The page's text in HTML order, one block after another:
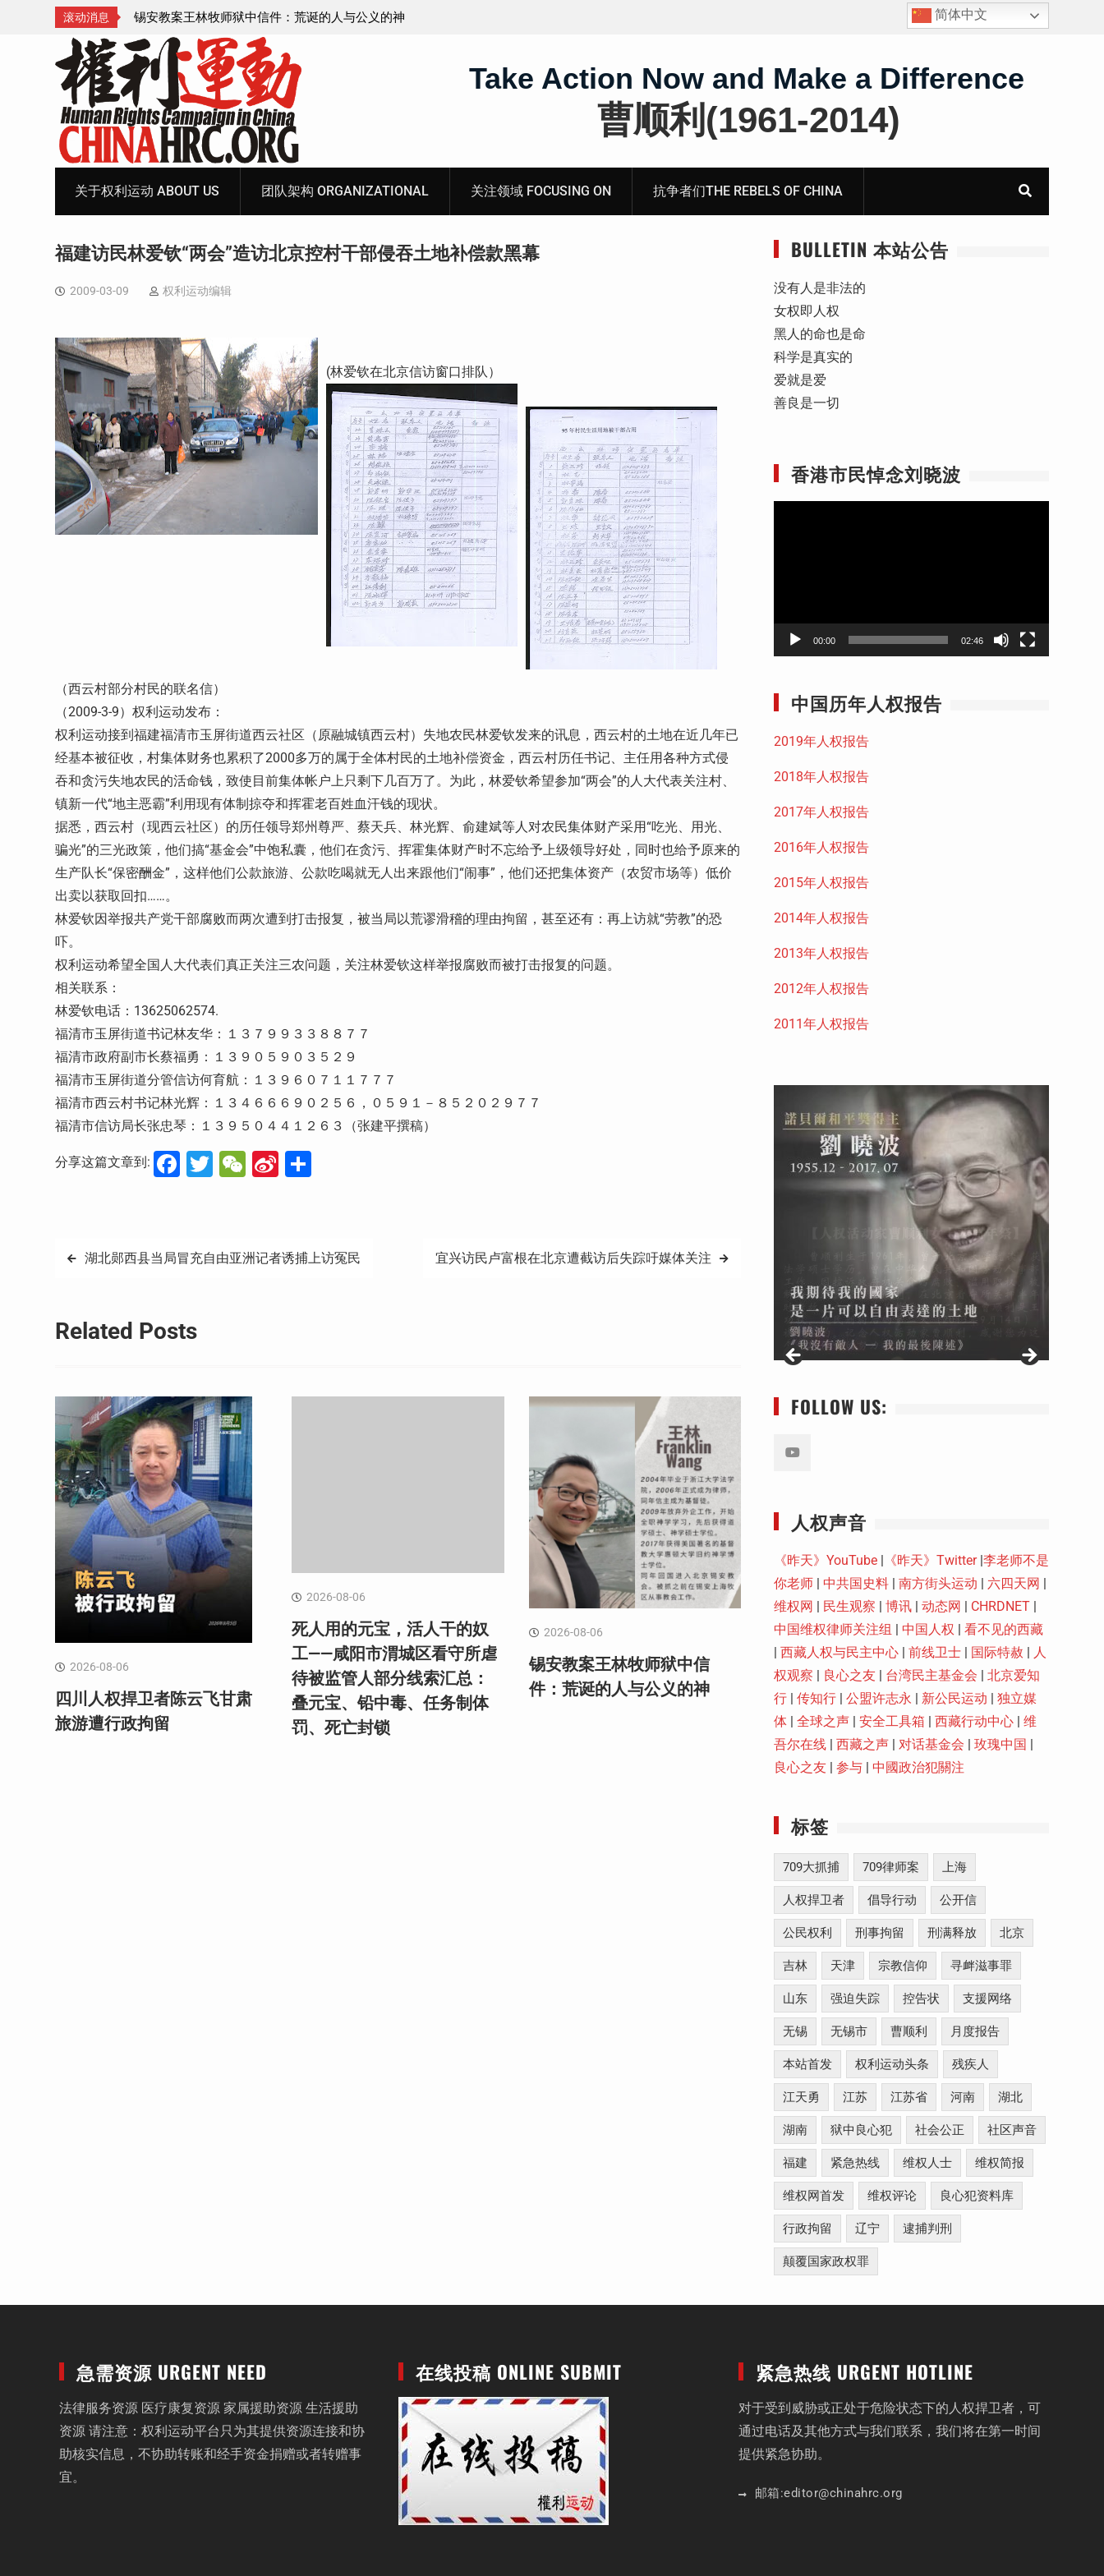
滚动消息
安教案王林牧师狱中信件：荒诞的人与公义的神 顾玲娣：涉黑涉恶刑事报案信 简体中文
Take Action Now and Make a Difference
曹顺利(1961-2014)
关于权利运动 ABOUT US 团队架构 ORGANIZATIONAL 关注领域 FOCUSING ON 抗争者们THE REBELS OF CHINA
福建访民林爱钦“两会”造访北京控村干部侵吞土地补偿款黑幕
2009-03-09 权利运动编辑
(林爱钦在北京信访窗口排队）
（西云村部分村民的联名信）
（2009-3-9）权利运动发布：
权利运动接到福建福清市玉屏街道西云社区（原融城镇西云村）失地农民林爱钦发来的讯息，西云村的土地在近几年已
经基本被征收，村集体财务也累积了2000多万的属于全体村民的土地补偿资金，西云村历任书记、主任用各种方式侵
吞和贪污失地农民的活命钱，致使目前集体帐户上只剩下几百万了。为此，林爱钦希望参加“两会”的人大代表关注村、
镇新一代“地主恶霸”利用现有体制掠夺和挥霍老百姓血汗钱的现状。
据悉，西云村（现西云社区）的历任领导郑州尊严、蔡天兵、林光辉、俞建斌等人对农民集体财产采用“吃光、用光、
骗光”的三光政策，他们搞“基金会”中饱私囊，他们在贪污、挥霍集体财产时不忘给予上级领导好处，同时也给予原来的
生产队长“保密酬金”，这样他们公款旅游、公款吃喝就无人出来跟他们“闹事”，他们还把集体资产（农贸市场等）低价
出卖以获取回扣……。
林爱钦因举报共产党干部腐败而两次遭到打击报复，被当局以荒谬滑稽的理由拘留，甚至还有：再上访就“劳教”的恐
吓。
权利运动希望全国人大代表们真正关注三农问题，关注林爱钦这样举报腐败而被打击报复的问题。
相关联系：
林爱钦电话：13625062574.
福清市玉屏街道书记林友华：１３７９９３３８８７７
福清市政府副市长蔡福勇：１３９０５９０３５２９
福清市玉屏街道分管信访何育航：１３９６０７１１７７７
福清市西云村书记林光辉：１３４６６６９０２５６，０５９１－８５２０２９７７
福清市信访局长张忠琴：１３９５０４４１２６３（张建平撰稿）
分享这篇文章到: Facebook
Twitter
WeChat
Sina
文
导
湖北郧西县当局冒充自由亚洲记者诱捕上访冤民 宜兴访民卢富根在北京遭截访后失踪吁媒体关注
Related Posts
2026-08-06
四川人权捍卫者陈云飞甘肃
旅游遭行政拘留
2026-08-06
死人用的元宝，活人干的奴
工——咸阳市渭城区看守所虐
待被监管人部分线索汇总：
叠元宝、铅中毒、任务制体
罚、死亡封锁
2026-08-06
锡安教案王林牧师狱中信
件：荒诞的人与公义的神
BULLETIN 本站公告
没有人是非法的
女权即人权
黑人的命也是命
科学是真实的
爱就是爱
善良是一切
香港市民悼念刘晓波
00:00 02:46
中国历年人权报告
2019年人权报告
2018年人权报告
2017年人权报告
2016年人权报告
2015年人权报告
2014年人权报告
2013年人权报告
2012年人权报告
2011年人权报告
FOLLOW US:
人权声音
《昨天》YouTube | 《昨天》Twitter|李老师不是
你老师 | 中共国史料 | 南方街头运动 | 六四天网 |
维权网 | 民生观察 | 博讯 | 动态网 | CHRDNET |
中国维权律师关注组 | 中国人权 | 看不见的西藏
| 西藏人权与民主中心 | 前线卫士 | 国际特赦 | 人
权观察 | 良心之友 | 台湾民主基金会 | 北京爱知
行 | 传知行 | 公盟许志永 | 新公民运动 | 独立媒
体 | 全球之声 | 安全工具箱 | 西藏行动中心 | 维
吾尔在线 | 西藏之声 | 对话基金会 | 玫瑰中国 |
良心之友 | 参与 | 中國政治犯關注
标签
709大抓捕 709律师案 上海
人权捍卫者 倡导行动 公开信
公民权利 刑事拘留 刑满释放 北京
吉林 天津 宗教信仰 寻衅滋事罪
山东 强迫失踪 控告状 支援网络
无锡 无锡市 曹顺利 月度报告
本站首发 权利运动头条 残疾人
江天勇 江苏 江苏省 河南 湖北
湖南 狱中良心犯 社会公正 社区声音
福建 紧急热线 维权人士 维权简报
维权网首发 维权评论 良心犯资料库
行政拘留 辽宁 逮捕判刑
颠覆国家政权罪
急需资源 URGENT NEED
法律服务资源 医疗康复资源 家属援助资源 生活援助
资源 请注意：权利运动平台只为其提供资源连接和协
助核实信息，不协助转账和经手资金捐赠或者转赠事
宜。
在线投稿 ONLINE SUBMIT 紧急热线 URGENT HOTLINE
对于受到威胁或正处于危险状态下的人权捍卫者，可
通过电话及其他方式与我们联系，我们将在第一时间
提供紧急协助。
邮箱:editor@chinahrc.org